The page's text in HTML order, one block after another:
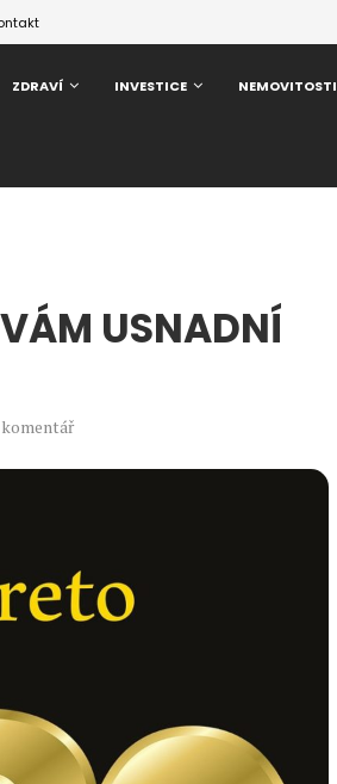
ZDRAVÍ INVESTICE NEMOVITOSTI
USNADNÍ